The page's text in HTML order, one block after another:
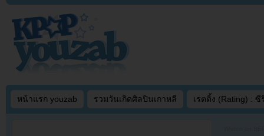
หน้าแรก youzab รวมวันเกิดศิลปินเกาหลี เรตติ้ง (Rating) : ซี